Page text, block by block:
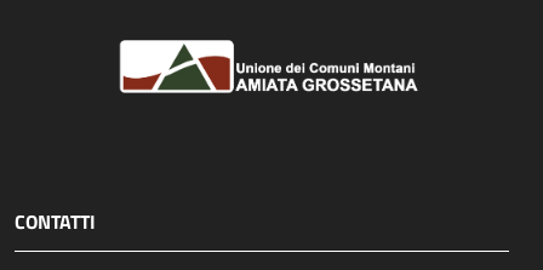
CONTATTI